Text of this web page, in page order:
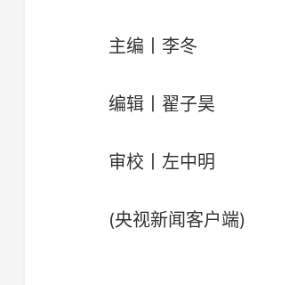
主编丨李冬
编辑丨翟子昊
审校丨左中明
(央视新闻客户端)